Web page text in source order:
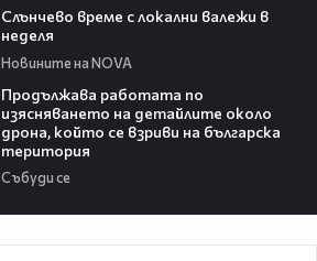
Слънчево време с локални валежи в
неделя
Новините на NOVA
Продължава работата по
изясняването на детайлите около
дрона, който се взриви на българска
територия
Събуди се